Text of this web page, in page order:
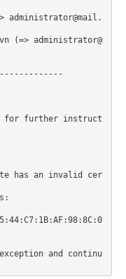
administrator@mail.
(=> administrator@
for further instruct
has an invalid cer
and continu